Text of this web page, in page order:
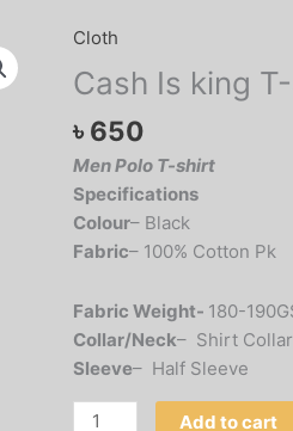
Cloth
Cash Is king
৳ 650
Men Polo T-shirt
Specifications
Colour– Black
Fabric– 100% Cotton Pk
Fabric Weight- 180-
Collar/Neck– Shirt Collar
Sleeve– Half Sleeve
Cash
Is
king
T-
Shirts(Olive)
quantity
Add to cart